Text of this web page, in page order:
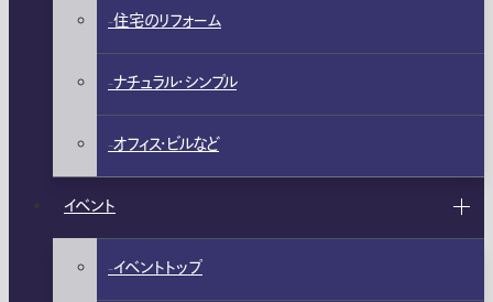
住宅のリフォーム
ナチュラル・シンプル
オフィス・ビルなど
イベント
イベントトップ